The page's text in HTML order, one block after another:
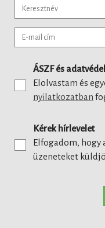
ÁSZF és
Elolvastam és
nyilatkozatban
Kérek hírlevelet
Elfogadom, hogy
üzeneteket